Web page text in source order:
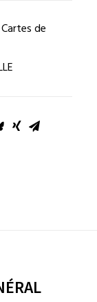
Cartes de